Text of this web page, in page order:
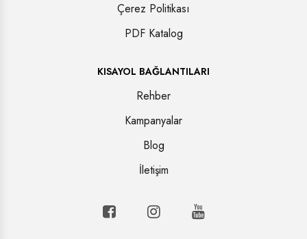
Çerez Politikası
PDF Katalog
KISAYOL BAĞLANTILARI
Rehber
Kampanyalar
Blog
İletişim